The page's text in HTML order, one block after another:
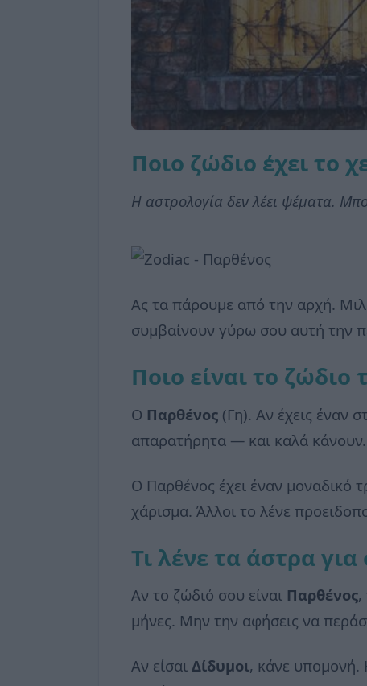
Ποιο ζώδιο έχει το
Η αστρολογία δεν λέει ψέματα.
Ας τα πάρουμε από την αρχή.
συμβαίνουν γύρω σου αυτή την
Ποιο είναι το ζώδιο
Ο Παρθένος (Γη). Αν έχεις έναν
απαρατήρητα — και καλά κάνουν.
Ο Παρθένος έχει έναν μοναδικό
χάρισμα. Άλλοι το λένε
Τι λένε τα άστρα για
Αν το ζώδιό σου είναι Παρθένος,
μήνες. Μην την αφήσεις να
Αν είσαι Δίδυμοι, κάνε υπομονή.